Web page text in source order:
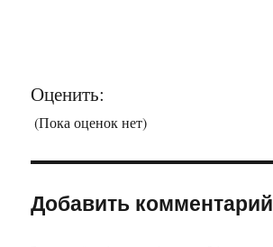
Оценить:
(Пока оценок нет)
Добавить комментарий